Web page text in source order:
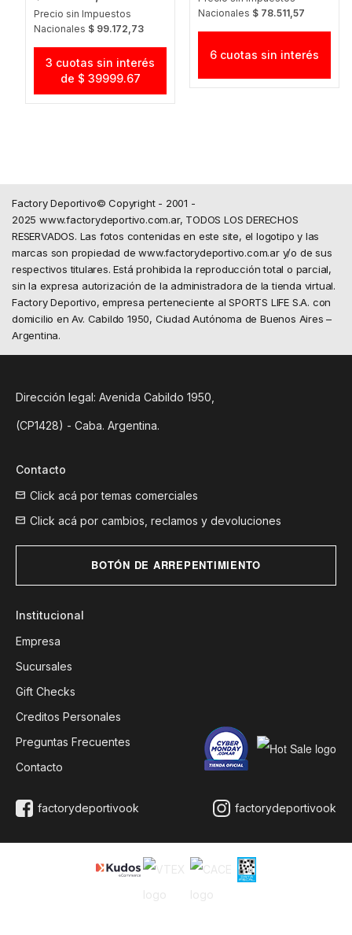
Precio sin Impuestos
Nacionales $ 99.172,73
3 cuotas sin interés
de $ 39999.67
Nacionales $ 78.511,57
6 cuotas sin interés
Factory Deportivo© Copyright - 2001 -
2025 www.factorydeportivo.com.ar, TODOS LOS DERECHOS
RESERVADOS. Las fotos contenidas en este site, el logotipo y las
marcas son propiedad de www.factorydeportivo.com.ar y/o de sus
respectivos titulares. Está prohibida la reproducción total o parcial,
sin la expresa autorización de la administradora de la tienda virtual.
Factory Deportivo, empresa perteneciente al SPORTS LIFE S.A. con
domicilio en Av. Cabildo 1950, Ciudad Autónoma de Buenos Aires –
Argentina.
Dirección legal: Avenida Cabildo 1950,
(CP1428) - Caba. Argentina.
Institucional
Empresa
Sucursales
Gift Checks
Creditos Personales
Preguntas Frecuentes
Contacto
Contacto
Click acá por temas comerciales
Click acá por cambios, reclamos y devoluciones
BOTÓN DE ARREPENTIMIENTO
factorydeportivook factorydeportivook